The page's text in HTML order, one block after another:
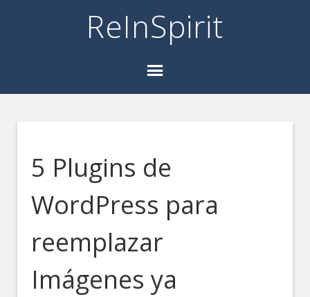
ReInSpirit
5 Plugins de
WordPress para
reemplazar
Imágenes ya